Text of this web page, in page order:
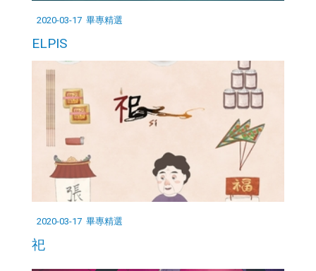
2020-03-17 畢專精選
ELPIS
2020-03-17 畢專精選
祀